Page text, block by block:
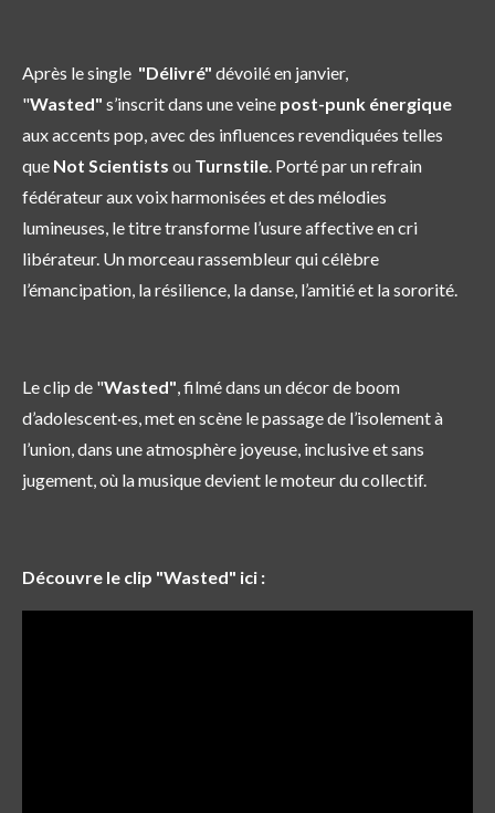
Après le single "Délivré" dévoilé en janvier,
"Wasted" s’inscrit dans une veine post-punk énergique
aux accents pop, avec des influences revendiquées telles
que Not Scientists ou Turnstile. Porté par un refrain
fédérateur aux voix harmonisées et des mélodies
lumineuses, le titre transforme l’usure affective en cri
libérateur. Un morceau rassembleur qui célèbre
l’émancipation, la résilience, la danse, l’amitié et la sororité.
Le clip de "Wasted", filmé dans un décor de boom
d’adolescent·es, met en scène le passage de l’isolement à
l’union, dans une atmosphère joyeuse, inclusive et sans
jugement, où la musique devient le moteur du collectif.
Découvre le clip "Wasted" ici :